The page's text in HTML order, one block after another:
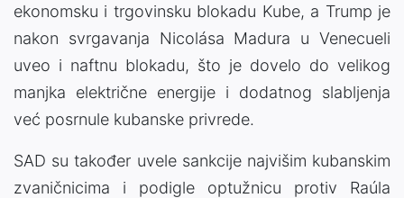
ekonomsku i trgovinsku blokadu Kube, a Trump je
nakon svrgavanja Nicolása Madura u Venecueli
uveo i naftnu blokadu, što je dovelo do velikog
manjka električne energije i dodatnog slabljenja
već posrnule kubanske privrede.
SAD su također uvele sankcije najvišim kubanskim
zvaničnicima i podigle optužnicu protiv Raúla